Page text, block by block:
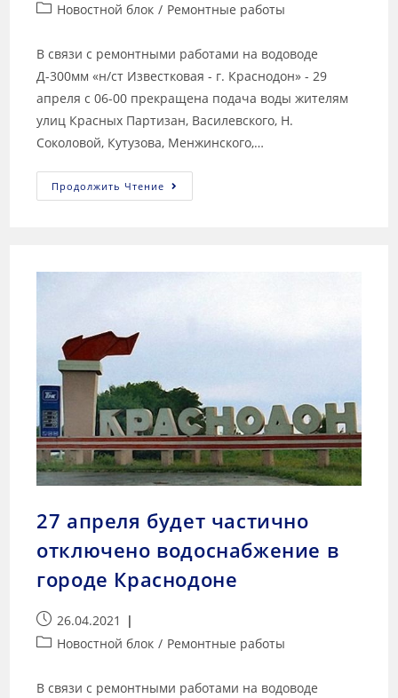
Новостной блок / Ремонтные работы
В связи с ремонтными работами на водоводе
Д-300мм «н/ст Известковая - г. Краснодон» - 29
апреля с 06-00 прекращена подача воды жителям
улиц Красных Партизан, Василевского, Н.
Соколовой, Кутузова, Менжинского,…
Продолжить Чтение
27 апреля будет частично
отключено водоснабжение в
городе Краснодоне
26.04.2021
Новостной блок / Ремонтные работы
В связи с ремонтными работами на водоводе